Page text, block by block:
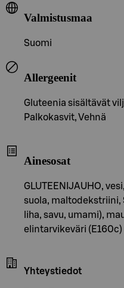
Valmistusmaa
Suomi
Allergeenit
Gluteenia sisältävät
Palkokasvit, Vehnä
Ainesosat
GLUTEENIJAUHO,
suola, maltodekstriini,
liha, savu, umami),
elintarvikeväri (E160c)
Yhteystiedot